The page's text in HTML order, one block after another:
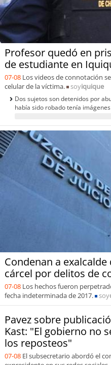
puertomontt
soychiloé
Profesor quedó en
de estudiante en
07-08 Los videos de connotación
celular de la víctima.
soyiquique
Dos sujetos son detenidos por
había sido robado tenía
Condenan a exalcalde
cárcel por delitos de
07-08 Los hechos fueron
fecha indeterminada de 2017.
soy
Pavez sobre
Kast: "El gobierno no
los reposteos"
07-08 El subsecretario abordó el